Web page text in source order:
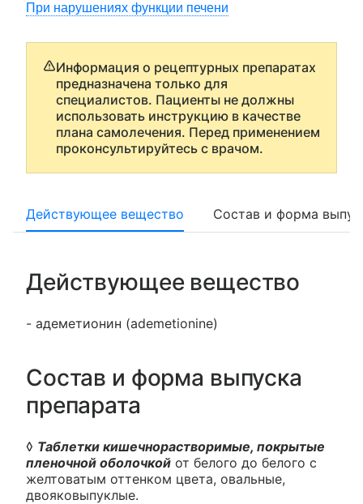
При нарушениях функции печени
Информация о рецептурных препаратах
предназначена только для
специалистов. Пациенты не должны
использовать инструкцию в качестве
плана самолечения. Перед применением
проконсультируйтесь с врачом.
Действующее вещество Состав и форма
Действующее вещество
- адеметионин (ademetionine)
Состав и форма выпуска
препарата
◊ Таблетки кишечнорастворимые, покрытые
пленочной оболочкой от белого до белого с
желтоватым оттенком цвета, овальные,
двояковыпуклые.